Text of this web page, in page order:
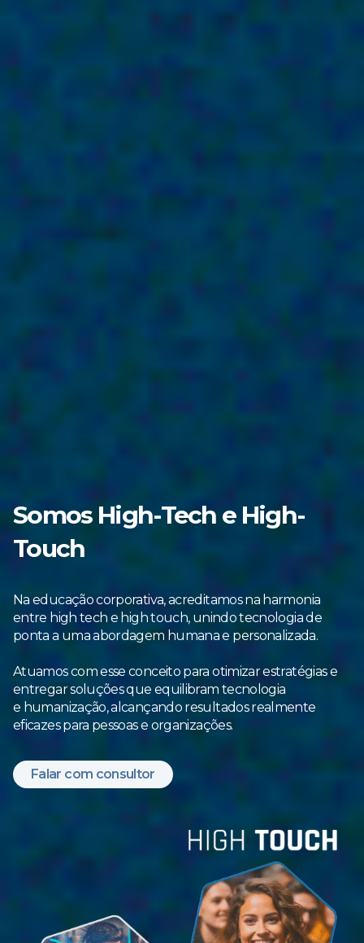
Somos High-Tech e High-
Touch
Na educação corporativa, acreditamos na harmonia
entre high tech e high touch, unindo tecnologia de
ponta a uma abordagem humana e personalizada.
Atuamos com esse conceito para otimizar estratégias e
entregar soluções que equilibram tecnologia
e humanização, alcançando resultados realmente
eficazes para pessoas e organizações.
Falar com consultor